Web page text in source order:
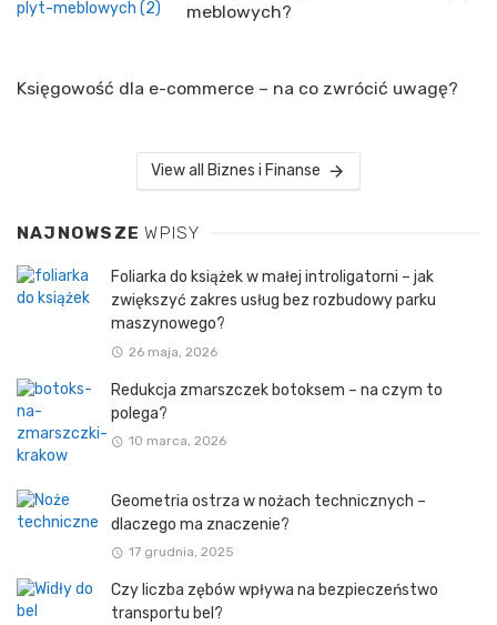
meblowych?
Księgowość dla e-commerce – na co zwrócić uwagę?
View all Biznes i Finanse
NAJNOWSZEWPISY
Foliarka do książek w małej introligatorni – jak
zwiększyć zakres usług bez rozbudowy parku
maszynowego?
26 maja, 2026
Redukcja zmarszczek botoksem – na czym to
polega?
10 marca, 2026
Geometria ostrza w nożach technicznych –
dlaczego ma znaczenie?
17 grudnia, 2025
Czy liczba zębów wpływa na bezpieczeństwo
transportu bel?